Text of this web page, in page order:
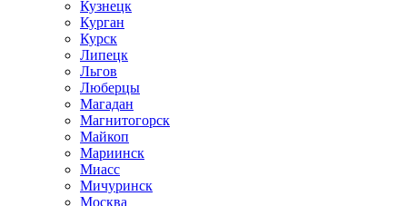
Кузнецк
Курган
Курск
Липецк
Льгов
Люберцы
Магадан
Магнитогорск
Майкоп
Мариинск
Миасс
Мичуринск
Москва